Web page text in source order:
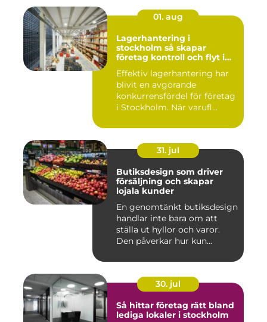
01. aug
Lagerhantering i
stockholm så skapar
företag kontroll och flyt i
Effektiv lagerhantering har
blivit en avgörande
konkurrensfördel för företag
i Stockholm. När varufl...
31. jul
Butiksdesign som driver
försäljning och skapar
lojala kunder
En genomtänkt butiksdesign
handlar inte bara om att
ställa ut hyllor och varor.
Den påverkar hur kun...
30. jul
Så hittar företag rätt bland
lediga lokaler i stockholm